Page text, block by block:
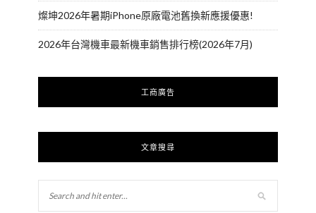
燦坤2026年暑期iPhone原廠電池舊換新應援優惠!
2026年台灣機車最新機車銷售排行榜(2026年7月)
工商廣告
文章搜尋